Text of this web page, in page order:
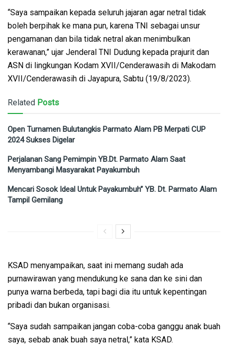
“Saya sampaikan kepada seluruh jajaran agar netral tidak
boleh berpihak ke mana pun, karena TNI sebagai unsur
pengamanan dan bila tidak netral akan menimbulkan
kerawanan,” ujar Jenderal TNI Dudung kepada prajurit dan
ASN di lingkungan Kodam XVII/Cenderawasih di Makodam
XVII/Cenderawasih di Jayapura, Sabtu (19/8/2023).
Related Posts
Open Turnamen Bulutangkis Parmato Alam PB Merpati CUP
2024 Sukses Digelar
Perjalanan Sang Pemimpin YB.Dt. Parmato Alam Saat
Menyambangi Masyarakat Payakumbuh
Mencari Sosok Ideal Untuk Payakumbuh” YB. Dt. Parmato Alam
Tampil Gemilang
KSAD menyampaikan, saat ini memang sudah ada
purnawirawan yang mendukung ke sana dan ke sini dan
punya warna berbeda, tapi bagi dia itu untuk kepentingan
pribadi dan bukan organisasi.
“Saya sudah sampaikan jangan coba-coba ganggu anak buah
saya, sebab anak buah saya netral,” kata KSAD.